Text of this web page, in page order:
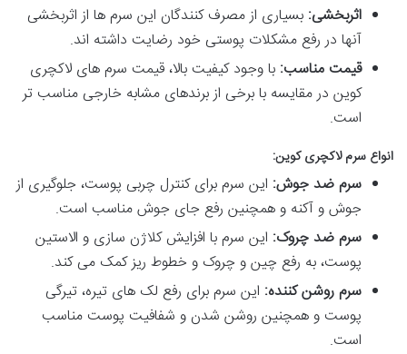
اثربخشی: بسیاری از مصرف کنندگان این سرم ها از اثربخشی
آنها در رفع مشکلات پوستی خود رضایت داشته اند.
قیمت مناسب: با وجود کیفیت بالا، قیمت سرم های لاکچری
کوین در مقایسه با برخی از برندهای مشابه خارجی مناسب تر
است.
انواع سرم لاکچری کوین:
سرم ضد جوش: این سرم برای کنترل چربی پوست، جلوگیری از
جوش و آکنه و همچنین رفع جای جوش مناسب است.
سرم ضد چروک: این سرم با افزایش کلاژن سازی و الاستین
پوست، به رفع چین و چروک و خطوط ریز کمک می کند.
سرم روشن کننده: این سرم برای رفع لک های تیره، تیرگی
پوست و همچنین روشن شدن و شفافیت پوست مناسب
است.